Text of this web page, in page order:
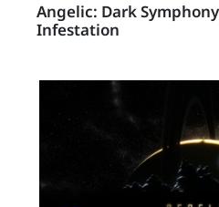
Angelic: Dark
Infestation